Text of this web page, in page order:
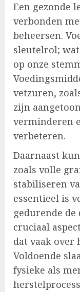
Een gezonde
verbonden
beheersen.
sleutelrol;
op onze
vetzuren,
zijn
verminderen
verbeteren.
Daarnaast
zoals volle
stabiliseren
essentieel is
gedurende de
cruciaal
dat vaak over
Voldoende
fysieke als